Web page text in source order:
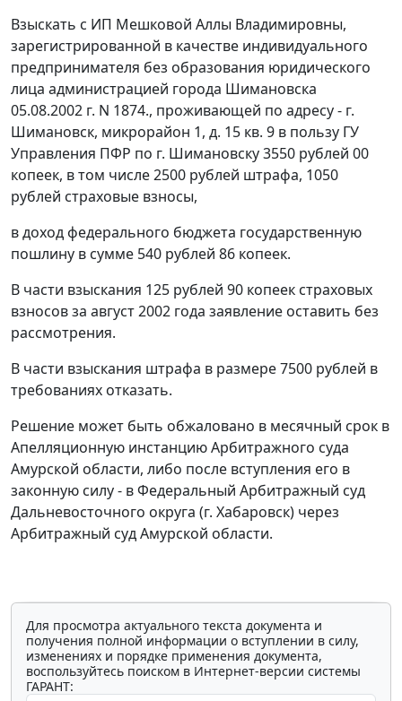
Взыскать с ИП Мешковой Аллы Владимировны,
зарегистрированной в качестве индивидуального
предпринимателя без образования юридического
лица администрацией города Шимановска
05.08.2002 г. N 1874., проживающей по адресу - г.
Шимановск, микрорайон 1, д. 15 кв. 9 в пользу ГУ
Управления ПФР по г. Шимановску 3550 рублей 00
копеек, в том числе 2500 рублей штрафа, 1050
рублей страховые взносы,
в доход федерального бюджета государственную
пошлину в сумме 540 рублей 86 копеек.
В части взыскания 125 рублей 90 копеек страховых
взносов за август 2002 года заявление оставить без
рассмотрения.
В части взыскания штрафа в размере 7500 рублей в
требованиях отказать.
Решение может быть обжаловано в месячный срок в
Апелляционную инстанцию Арбитражного суда
Амурской области, либо после вступления его в
законную силу - в Федеральный Арбитражный суд
Дальневосточного округа (г. Хабаровск) через
Арбитражный суд Амурской области.
Для просмотра актуального текста документа и
получения полной информации о вступлении в силу,
изменениях и порядке применения документа,
воспользуйтесь поиском в Интернет-версии системы
ГАРАНТ: